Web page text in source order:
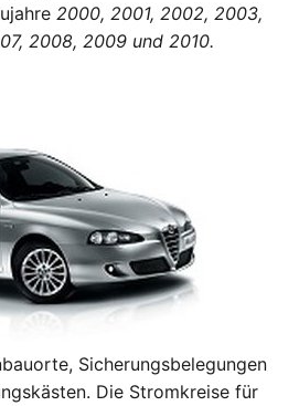
2000, 2001, 2002, 2003,
2008, 2009 und 2010.
Sicherungsbelegungen
Die Stromkreise für